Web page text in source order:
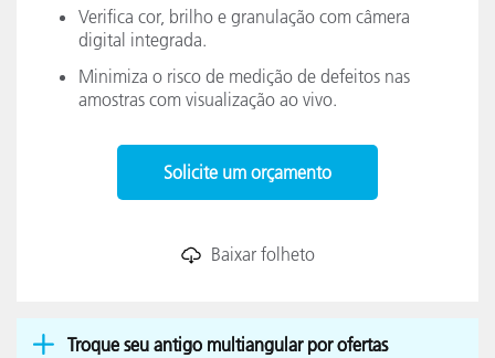
Verifica cor, brilho e granulação com câmera
digital integrada.
Minimiza o risco de medição de defeitos nas
amostras com visualização ao vivo.
Solicite um orçamento
Baixar folheto
Troque seu antigo multiangular por ofertas